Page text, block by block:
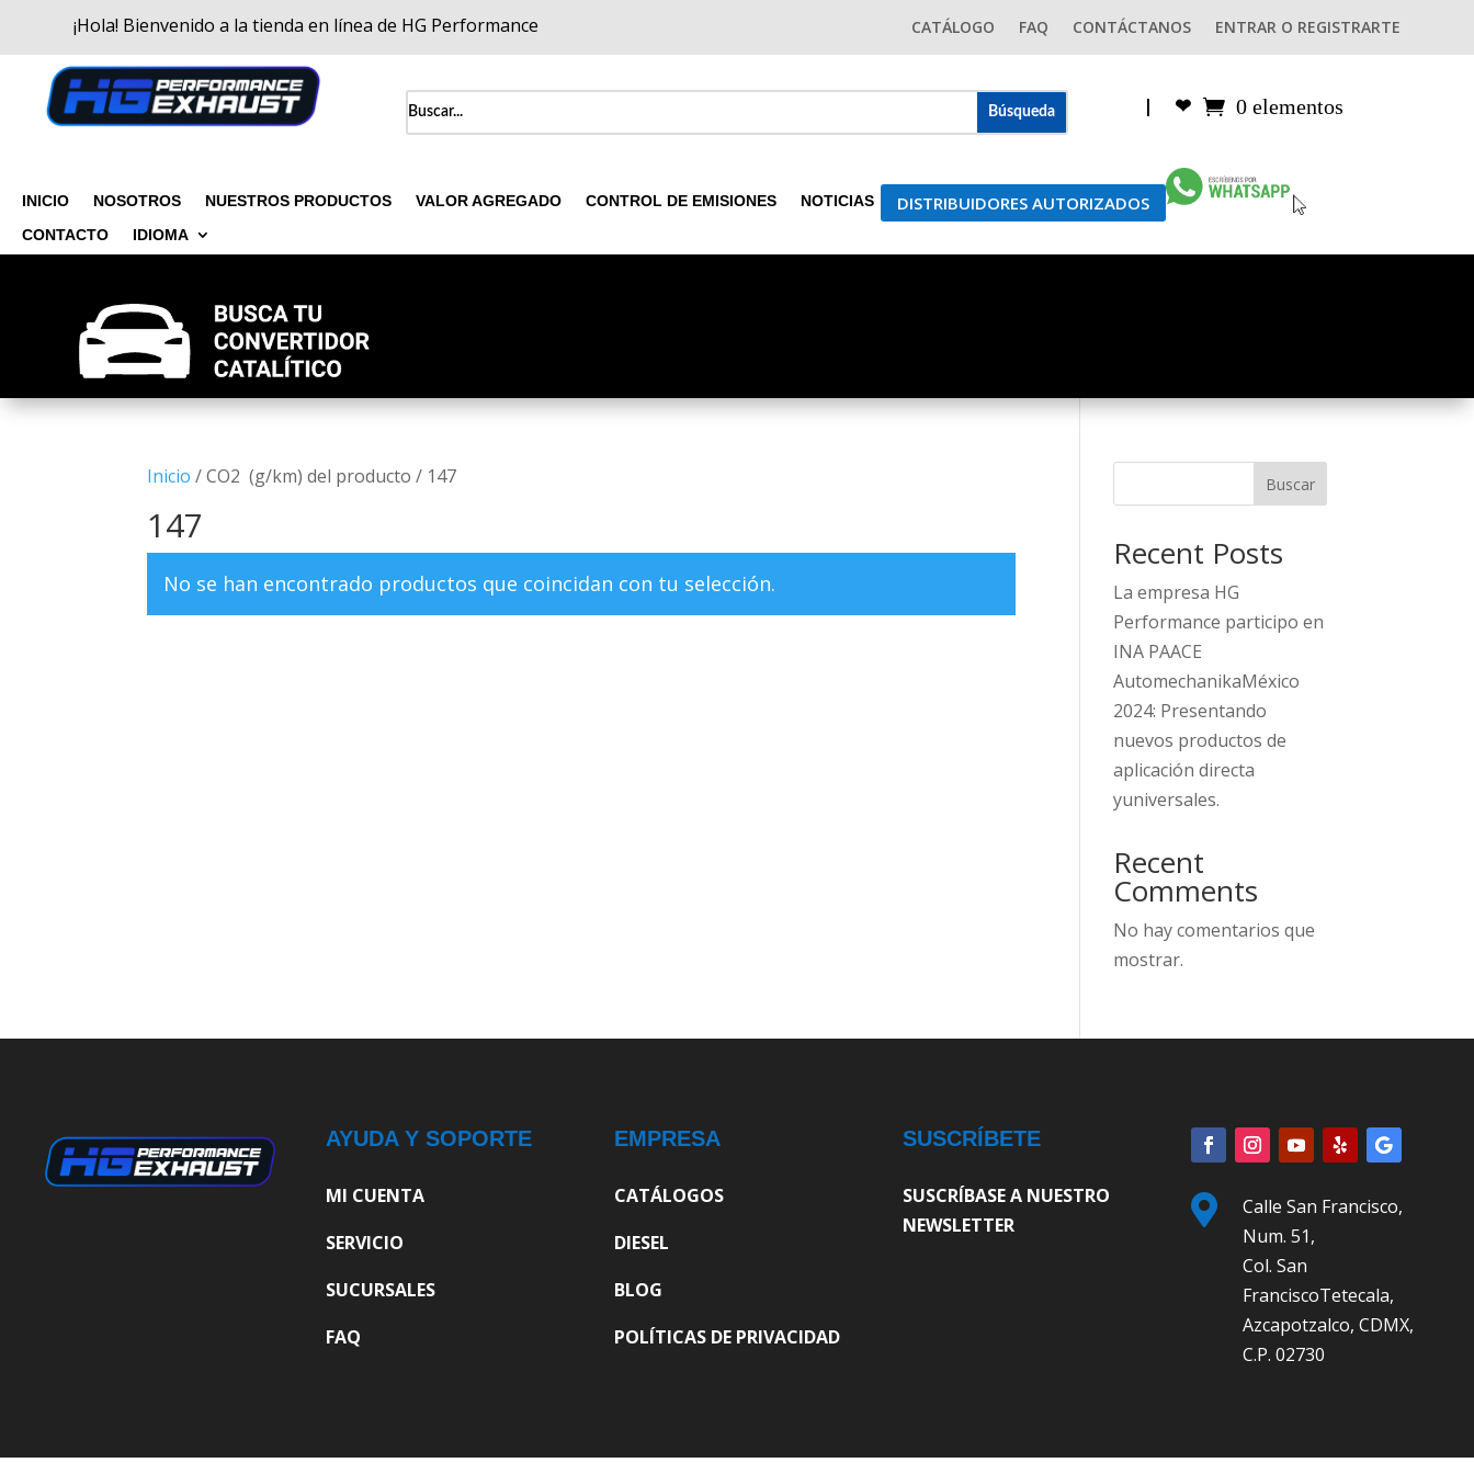
¡Hola! Bienvenido a la tienda en línea de HG Performance CATÁLOGO FAQ CONTÁCTANOS ENTRAR O REGISTRARTE
| ❤︎ 0 elementos
INICIO NOSOTROS NUESTROS PRODUCTOS VALOR AGREGADO CONTROL DE EMISIONES
NOTICIAS
CONTACTO
IDIOMA
DISTRIBUIDORES AUTORIZADOS
Inicio / CO2 (g/km) del producto / 147
147
No se han encontrado productos que coincidan con tu selección.
Buscar
Recent Posts
La empresa HG
Performance participo en
INA PAACE
AutomechanikaMéxico
2024: Presentando
nuevos productos de
aplicación directa
yuniversales.
Recent
Comments
No hay comentarios que
mostrar.
AYUDA Y SOPORTE
MI CUENTA
SERVICIO
SUCURSALES
FAQ
EMPRESA
CATÁLOGOS
DIESEL
BLOG
POLÍTICAS DE PRIVACIDAD
SUSCRÍBETE
SUSCRÍBASE A NUESTRO
NEWSLETTER

Calle San Francisco,
Num. 51,
Col. San
FranciscoTetecala,
Azcapotzalco, CDMX,
C.P. 02730